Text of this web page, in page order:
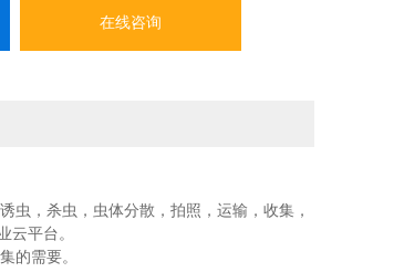
在线咨询
虫，杀虫，虫体分散，拍照，运输，收集，
云平台。
的需要。